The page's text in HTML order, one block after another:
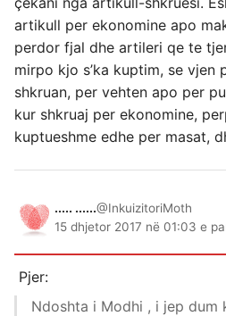
artikull per ekonomine apo
perdor fjal dhe artileri qe te
mirpo kjo s’ka kuptim, se vjen
shkruan, per vehten apo per
kur shkruaj per ekonomine,
kuptueshme edhe per masat,
..... ......@InkuizitoriMoth
15 dhjetor 2017 në 01:03 e
Pjer:
Ndoshta i Modhi , i jep dum